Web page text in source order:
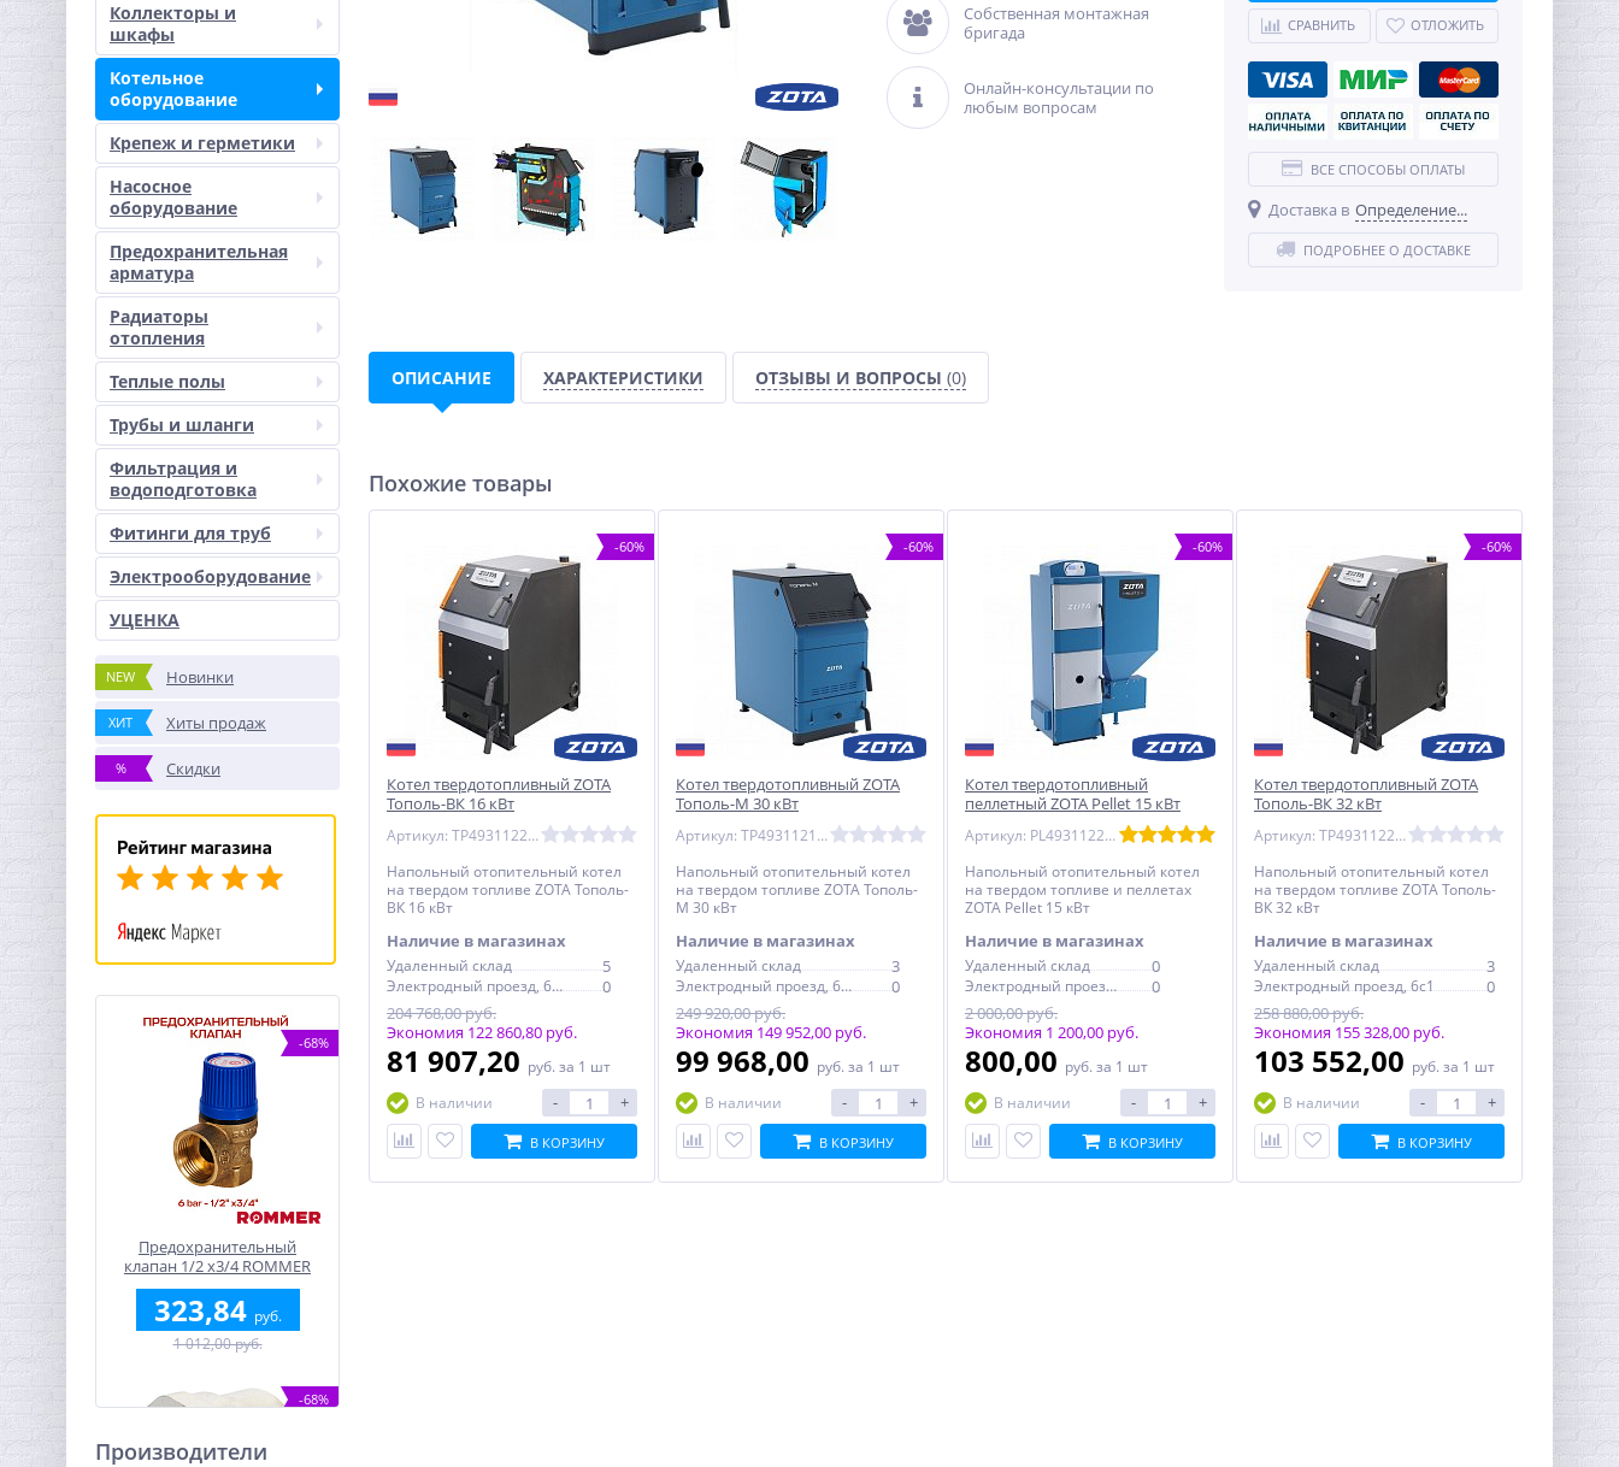
Коллекторы и
шкафы
Котельное
оборудование
Крепеж и герметики
Насосное
оборудование
Предохранительная
арматура
Радиаторы
отопления
Теплые полы
Трубы и шланги
Фильтрация и
водоподготовка
Фитинги для труб
Электрооборудование
УЦЕНКА
NEW Новинки
ХИТ Хиты продаж
% Скидки
-68%
Предохранительный
клапан 1/2 x3/4 ROMMER
для систем водоснабжения
6 бар
323,84 руб.
1 012,00 руб.
-68%
Производители
Собственная монтажная
бригада
Онлайн-консультации по
любым вопросам
СРАВНИТЬ ОТЛОЖИТЬ
ВСЕ СПОСОБЫ ОПЛАТЫ
Доставка в Определение...
ПОДРОБНЕЕ О ДОСТАВКЕ
ОПИСАНИЕ ХАРАКТЕРИСТИКИ ОТЗЫВЫ И ВОПРОСЫ (0)
Похожие товары
-60%
Котел твердотопливный ZOTA
Тополь-ВК 16 кВт
Артикул: TP4931122016
Напольный отопительный котел
на твердом топливе ZOTA Тополь-
ВК 16 кВт
Наличие в магазинах
Удаленный склад 5
Электродный проезд, 6с1
0
204 768,00 руб.
Экономия 122 860,80 руб.
81 907,20 руб. за 1 шт
В наличии
- +
В КОРЗИНУ
-60%
Котел твердотопливный ZOTA
Тополь-М 30 кВт
Артикул: TP4931121030
Напольный отопительный котел
на твердом топливе ZOTA Тополь-
М 30 кВт
Наличие в магазинах
Удаленный склад 3
Электродный проезд, 6с1
0
249 920,00 руб.
Экономия 149 952,00 руб.
99 968,00 руб. за 1 шт
В наличии
- +
В КОРЗИНУ
-60%
Котел твердотопливный
пеллетный ZOTA Pellet 15 кВт
Артикул: PL4931122015
Напольный отопительный котел
на твердом топливе и пеллетах
ZOTA Pellet 15 кВт
Наличие в магазинах
Удаленный склад 0
Электродный проезд, 6с1
0
2 000,00 руб.
Экономия 1 200,00 руб.
800,00 руб. за 1 шт
В наличии
- +
В КОРЗИНУ
-60%
Котел твердотопливный ZOTA
Тополь-ВК 32 кВт
Артикул: TP4931122032
Напольный отопительный котел
на твердом топливе ZOTA Тополь-
ВК 32 кВт
Наличие в магазинах
Удаленный склад 3
Электродный проезд, 6с1
0
258 880,00 руб.
Экономия 155 328,00 руб.
103 552,00 руб. за 1 шт
В наличии
- +
В КОРЗИНУ